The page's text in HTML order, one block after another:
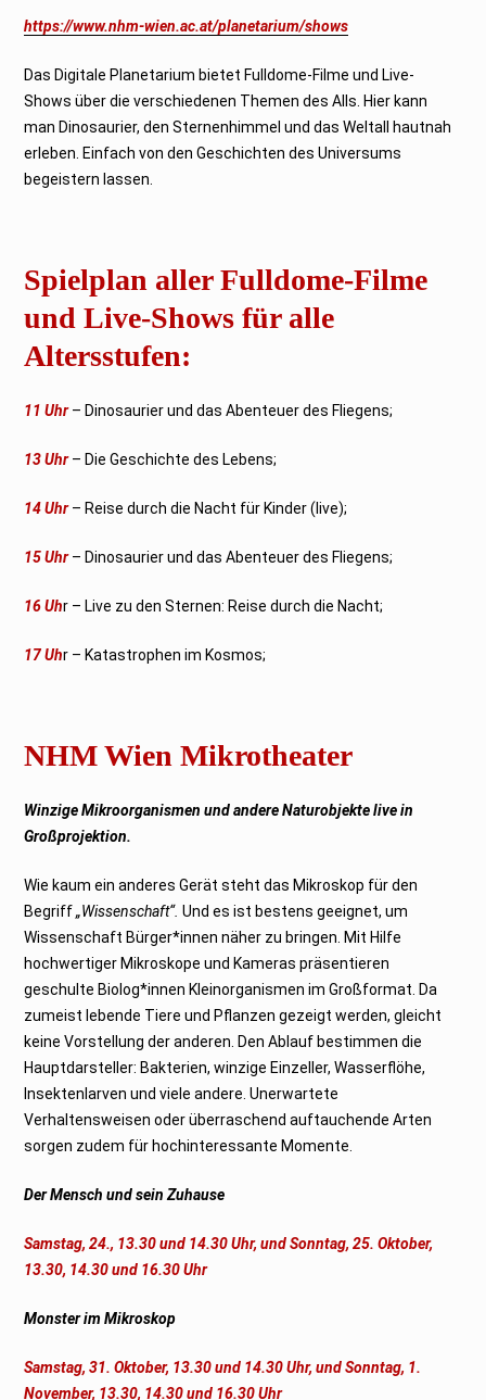
https://www.nhm-wien.ac.at/planetarium/shows
Das Digitale Planetarium bietet Fulldome-Filme und Live-
Shows über die verschiedenen Themen des Alls. Hier kann
man Dinosaurier, den Sternenhimmel und das Weltall hautnah
erleben. Einfach von den Geschichten des Universums
begeistern lassen.
Spielplan aller Fulldome-Filme
und Live-Shows für alle
Altersstufen:
11 Uhr– Dinosaurier und das Abenteuer des Fliegens;
13 Uhr– Die Geschichte des Lebens;
14 Uhr– Reise durch die Nacht für Kinder (live);
15 Uhr– Dinosaurier und das Abenteuer des Fliegens;
16 Uhr – Live zu den Sternen: Reise durch die Nacht;
17 Uhr – Katastrophen im Kosmos;
NHM Wien Mikrotheater
Winzige Mikroorganismen und andere Naturobjekte live in
Großprojektion.
Wie kaum ein anderes Gerät steht das Mikroskop für den
Begriff„Wissenschaft“. Und es ist bestens geeignet, um
Wissenschaft Bürger*innen näher zu bringen. Mit Hilfe
hochwertiger Mikroskope und Kameras präsentieren
geschulte Biolog*innen Kleinorganismen im Großformat. Da
zumeist lebende Tiere und Pflanzen gezeigt werden, gleicht
keine Vorstellung der anderen. Den Ablauf bestimmen die
Hauptdarsteller: Bakterien, winzige Einzeller, Wasserflöhe,
Insektenlarven und viele andere. Unerwartete
Verhaltensweisen oder überraschend auftauchende Arten
sorgen zudem für hochinteressante Momente.
Der Mensch und sein Zuhause
Samstag, 24., 13.30 und 14.30 Uhr, und Sonntag, 25. Oktober,
13.30, 14.30 und 16.30 Uhr
Monster im Mikroskop
Samstag, 31. Oktober, 13.30 und 14.30 Uhr, und Sonntag, 1.
November, 13.30, 14.30 und 16.30 Uhr